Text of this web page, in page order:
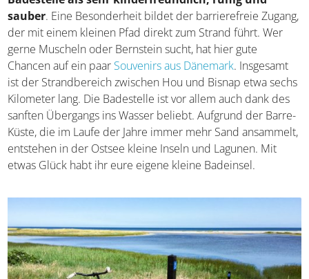
Bisnap Strand. Zwischen Hou und Hals gelegen,gilt
diese Badestelle als sehr kinderfreundlich, ruhig
und sauber. Eine Besonderheit bildet der barrierefreie
Zugang, der mit einem kleinen Pfad direkt zum Strand
führt. Wer gerne Muscheln oder Bernstein sucht, hat hier
gute Chancen auf ein paarSouvenirs aus Dänemark.
Insgesamt ist der Strandbereich zwischen Hou und
Bisnap etwa sechs Kilometer lang. Die Badestelle ist vor
allem auch dank des sanften Übergangs ins Wasser
beliebt. Aufgrund der Barre-Küste, die im Laufe der Jahre
kleine Inseln und Lagunen. Mit etwas Glück habt ihr eure
eigene kleine Badeinsel.